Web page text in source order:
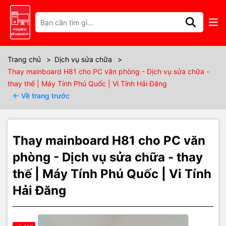
Trang chủ > Dịch vụ sửa chữa
>
Thay mainboard H81 cho PC văn phòng - Dịch vụ sửa chữa -
thay thế | Máy Tính Phú Quốc | Vi Tính Hải Đăng
← Về trang trước
Thay mainboard H81 cho PC văn
phòng - Dịch vụ sửa chữa - thay
thế | Máy Tính Phú Quốc | Vi Tính
Hải Đăng
Thông số kỹ thuật
⭐ Thay Mainboard H81 Cho PC
Văn Phòng | Dịch Vụ Sửa Chữa Tại
Phú Quốc
Giới thiệu tình trạng ⭐
Mainboard H81 là dòng bo mạch chủ cực kỳ phổ biến trên các PC
văn phòng nhờ tính ổn định, dễ thay thế và chi phí hợp lý. Tuy
nhiên sau thời gian dài hoạt động, máy có thể gặp các lỗi như:
không lên nguồn, treo logo, không nhận RAM, chạy chập chờn,
tự tắt, mất USB, lỗi VGA onboard…
Đây là những dấu hiệu cho thấymainboard H81 đang xuống cấp
hoặc đã hỏng